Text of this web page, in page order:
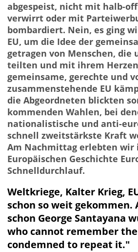
abgespeist, nicht mit halb-
verwirrt oder mit
bombardiert. Nein, es ging
EU, um die Idee der
getragen von Menschen, die
teilten und mit ihrem
gemeinsame, gerechte und
zusammenstehende EU
die Abgeordneten blickten
kommenden Wahlen, bei
nationalistische und anti-
schnell zweitstärkste Kraft
Am Nachmittag erlebten wir
Europäischen Geschichte
Schnelldurchlauf.
Weltkriege, Kalter Krieg,
schon so weit gekommen.
schon George Santayana
who cannot remember
condemned to repeat it."